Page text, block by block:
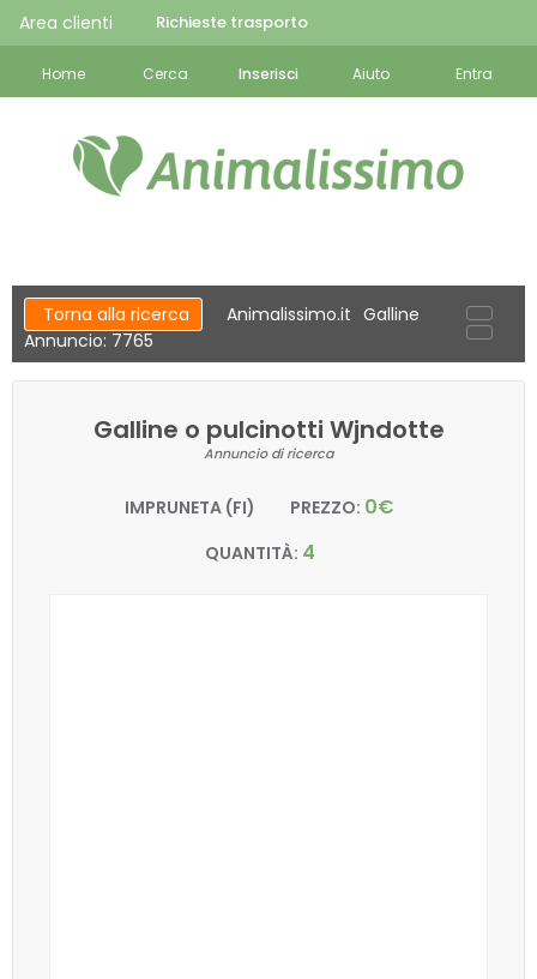
Area clienti Richieste trasporto
Home Cerca Inserisci Aiuto Entra
Torna alla ricerca Animalissimo.it Galline
Annuncio: 7765
Galline o pulcinotti Wjndotte
Annuncio di ricerca
IMPRUNETA (FI) PREZZO: 0€
QUANTITÀ: 4